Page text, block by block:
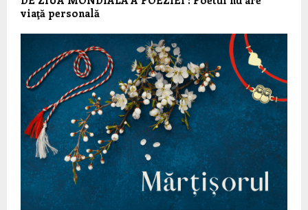
viaţă personală